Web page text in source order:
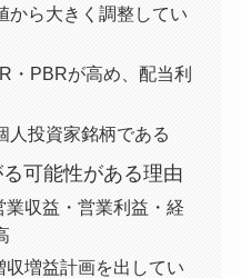
から大きく調整してい
・PBRが高め、配当利
人投資家銘柄である
可能性がある理由
業収益・営業利益・経
収増益計画を出してい